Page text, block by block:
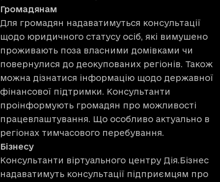
Громадянам
Для громадян надаватимуться консультації
щодо юридичного статусу осіб, які вимушено
проживають поза власними домівками чи
повернулися до деокупованих регіонів. Також
можна дізнатися інформацію щодо державної
фінансової підтримки. Консультанти
проінформують громадян про можливості
працевлаштування. Що особливо актуально в
регіонах тимчасового перебування.
Бізнесу
Консультанти віртуального центру Дія.Бізнес
надаватимуть консультації підприємцям про